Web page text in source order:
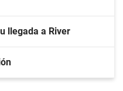
llegada a River